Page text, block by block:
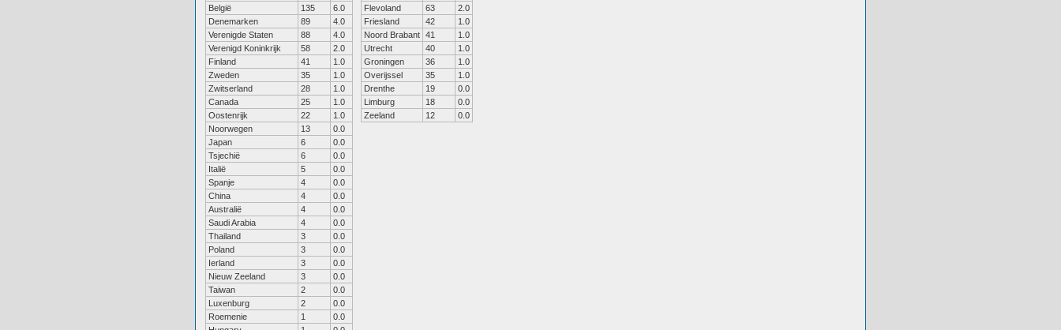
België
135
6.0
Denemarken
89
4.0
Verenigde Staten
88
4.0
Verenigd Koninkrijk
58
2.0
Finland
41
1.0
Zweden
35
1.0
Zwitserland
28
1.0
Canada
25
1.0
Oostenrijk
22
1.0
Noorwegen
13
0.0
Japan
6
0.0
Tsjechië
6
0.0
Italië
5
0.0
Spanje
4
0.0
China
4
0.0
Australië
4
0.0
Saudi Arabia
4
0.0
Thailand
3
0.0
Poland
3
0.0
Ierland
3
0.0
Nieuw Zeeland
3
0.0
Taiwan
2
0.0
Luxenburg
2
0.0
Roemenie
1
0.0
Flevoland
63
2.0
Friesland
42
1.0
Noord Brabant 41
1.0
Utrecht
40
1.0
Groningen
36
1.0
Overijssel
35
1.0
Drenthe
19
0.0
Limburg
18
0.0
Zeeland
12 0.0